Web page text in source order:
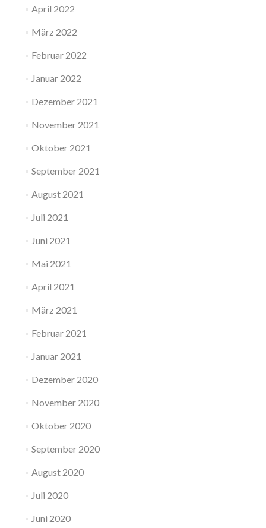
April 2022
März 2022
Februar 2022
Januar 2022
Dezember 2021
November 2021
Oktober 2021
September 2021
August 2021
Juli 2021
Juni 2021
Mai 2021
April 2021
März 2021
Februar 2021
Januar 2021
Dezember 2020
November 2020
Oktober 2020
September 2020
August 2020
Juli 2020
Juni 2020